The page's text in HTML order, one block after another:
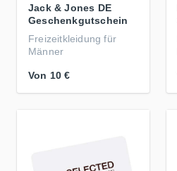
Jack & Jones DE
Geschenkgutschein
Freizeitkleidung für
Männer
Von 10 €